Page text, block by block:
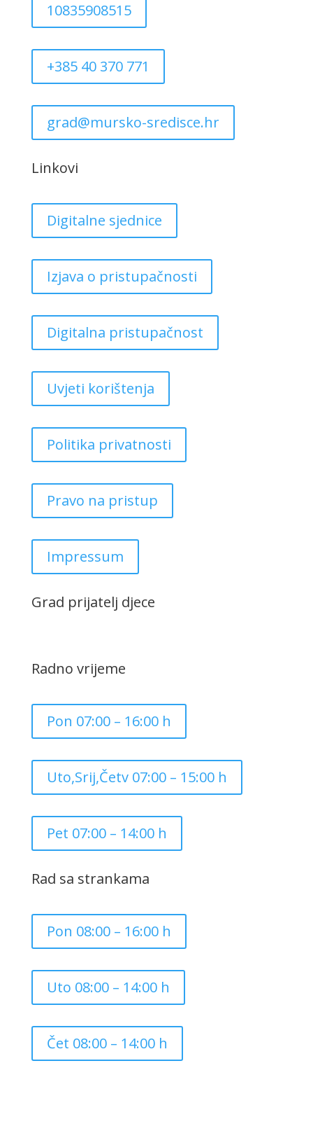
10835908515
+385 40 370 771
grad@mursko-sredisce.hr
Linkovi
Digitalne sjednice
Izjava o pristupačnosti
Digitalna pristupačnost
Uvjeti korištenja
Politika privatnosti
Pravo na pristup
Impressum
Grad prijatelj djece
Radno vrijeme
Pon 07:00 – 16:00 h
Uto,Srij,Četv 07:00 – 15:00 h
Pet 07:00 – 14:00 h
Rad sa strankama
Pon 08:00 – 16:00 h
Uto 08:00 – 14:00 h
Čet 08:00 – 14:00 h